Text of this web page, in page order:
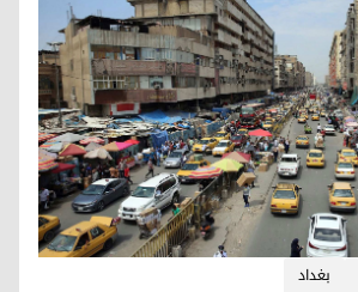
بغداد